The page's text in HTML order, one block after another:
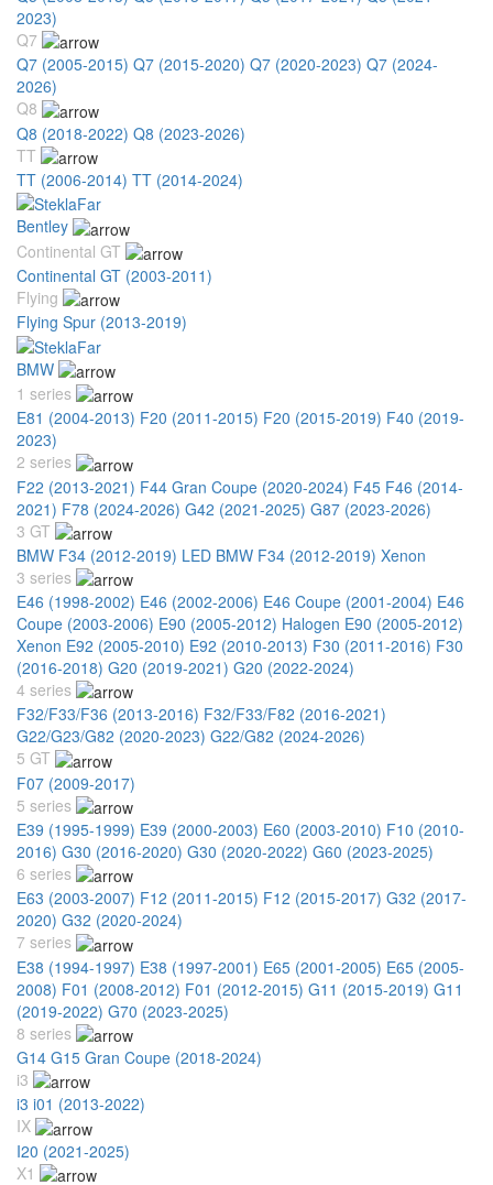
2023)
Q7
Q7 (2005-2015) Q7 (2015-2020) Q7 (2020-2023) Q7 (2024-
2026)
Q8
Q8 (2018-2022) Q8 (2023-2026)
TT
TT (2006-2014) TT (2014-2024)
Bentley
Continental GT
Continental GT (2003-2011)
Flying
Flying Spur (2013-2019)
BMW
1 series
E81 (2004-2013) F20 (2011-2015) F20 (2015-2019) F40 (2019-
2023)
2 series
F22 (2013-2021) F44 Gran Coupe (2020-2024) F45 F46 (2014-
2021) F78 (2024-2026) G42 (2021-2025) G87 (2023-2026)
3 GT
BMW F34 (2012-2019) LED BMW F34 (2012-2019) Xenon
3 series
E46 (1998-2002) E46 (2002-2006) E46 Coupe (2001-2004) E46
Coupe (2003-2006) E90 (2005-2012) Halogen E90 (2005-2012)
Xenon E92 (2005-2010) E92 (2010-2013) F30 (2011-2016) F30
(2016-2018) G20 (2019-2021) G20 (2022-2024)
4 series
F32/F33/F36 (2013-2016) F32/F33/F82 (2016-2021)
G22/G23/G82 (2020-2023) G22/G82 (2024-2026)
5 GT
F07 (2009-2017)
5 series
E39 (1995-1999) E39 (2000-2003) E60 (2003-2010) F10 (2010-
2016) G30 (2016-2020) G30 (2020-2022) G60 (2023-2025)
6 series
E63 (2003-2007) F12 (2011-2015) F12 (2015-2017) G32 (2017-
2020) G32 (2020-2024)
7 series
E38 (1994-1997) E38 (1997-2001) E65 (2001-2005) E65 (2005-
2008) F01 (2008-2012) F01 (2012-2015) G11 (2015-2019) G11
(2019-2022) G70 (2023-2025)
8 series
G14 G15 Gran Coupe (2018-2024)
i3
i3 i01 (2013-2022)
IX
I20 (2021-2025)
X1